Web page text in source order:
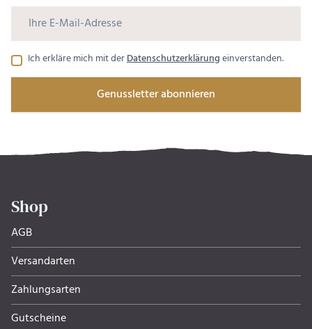
Ich erkläre mich mit derDatenschutzerklärungeinverstanden.
Genussletter abonnieren
Shop
AGB
Versandarten
Zahlungsarten
Gutscheine